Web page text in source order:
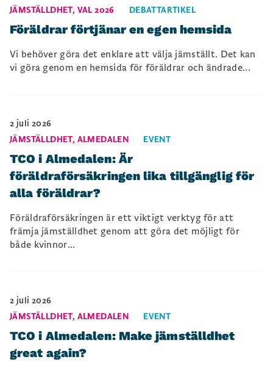
JÄMSTÄLLDHET, VAL 2026 DEBATTARTIKEL
Föräldrar förtjänar en egen hemsida
Vi behöver göra det enklare att välja jämställt. Det kan
vi göra genom en hemsida för föräldrar och ändrade...
2 juli 2026
JÄMSTÄLLDHET, ALMEDALEN EVENT
TCO i Almedalen: Är
föräldraförsäkringen lika tillgänglig för
alla föräldrar?
Föräldraförsäkringen är ett viktigt verktyg för att
främja jämställdhet genom att göra det möjligt för
både kvinnor...
2 juli 2026
JÄMSTÄLLDHET, ALMEDALEN EVENT
TCO i Almedalen: Make jämställdhet
great again?